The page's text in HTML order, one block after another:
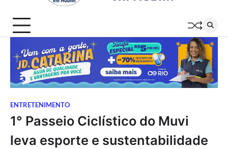
ENTRETENIMENTO
1° Passeio Ciclístico do Muvi
leva esporte e sustentabilidade